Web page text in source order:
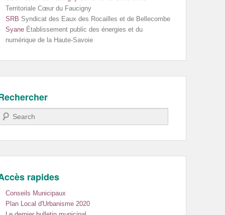
Territoriale Cœur du Faucigny
SRB Syndicat des Eaux des Rocailles et de Bellecombe
Syane Établissement public des énergies et du
numérique de la Haute-Savoie
Recherche
rapides
Conseils Municipaux
Plan Local d'Urbanisme 2020